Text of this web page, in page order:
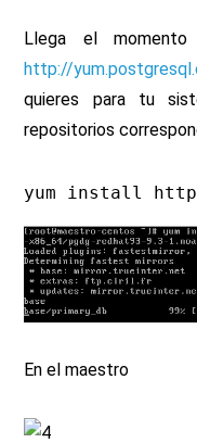
Llega el
http://
quieres para tu
repositorios
yum install
En el maestro